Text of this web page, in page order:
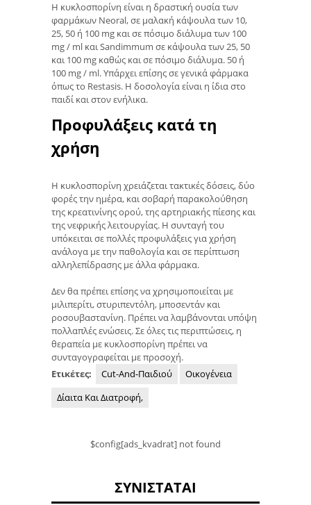
Η κυκλοσπορίνη είναι η δραστική ουσία των
φαρμάκων Neoral, σε μαλακή κάψουλα των 10,
25, 50 ή 100 mg και σε πόσιμο διάλυμα των 100
mg / ml και Sandimmum σε κάψουλα των 25, 50
και 100 mg καθώς και σε πόσιμο διάλυμα. 50 ή
100 mg / ml. Υπάρχει επίσης σε γενικά φάρμακα
όπως το Restasis. Η δοσολογία είναι η ίδια στο
παιδί και στον ενήλικα.
Προφυλάξεις κατά τη
χρήση
Η κυκλοσπορίνη χρειάζεται τακτικές δόσεις, δύο
φορές την ημέρα, και σοβαρή παρακολούθηση
της κρεατινίνης ορού, της αρτηριακής πίεσης και
της νεφρικής λειτουργίας. Η συνταγή του
υπόκειται σε πολλές προφυλάξεις για χρήση
ανάλογα με την παθολογία και σε περίπτωση
αλληλεπίδρασης με άλλα φάρμακα.
Δεν θα πρέπει επίσης να χρησιμοποιείται με
μιλιπερίτι, στυριπεντόλη, μποσεντάν και
ροσουβαστανίνη. Πρέπει να λαμβάνονται υπόψη
πολλαπλές ενώσεις. Σε όλες τις περιπτώσεις, η
θεραπεία με κυκλοσπορίνη πρέπει να
συνταγογραφείται με προσοχή.
Ετικέτες:
Cut-And-Παιδιού
Οικογένεια
Δίαιτα Και Διατροφή,
$config[ads_kvadrat] not found
ΣΥΝΙΣΤΆΤΑΙ